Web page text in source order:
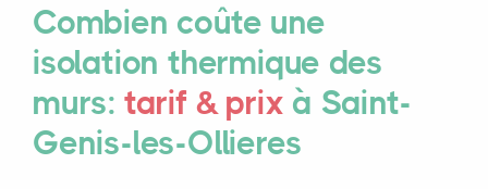
Combien coûte une
isolation thermique des
murs: tarif & prix à Saint-
Genis-les-Ollieres